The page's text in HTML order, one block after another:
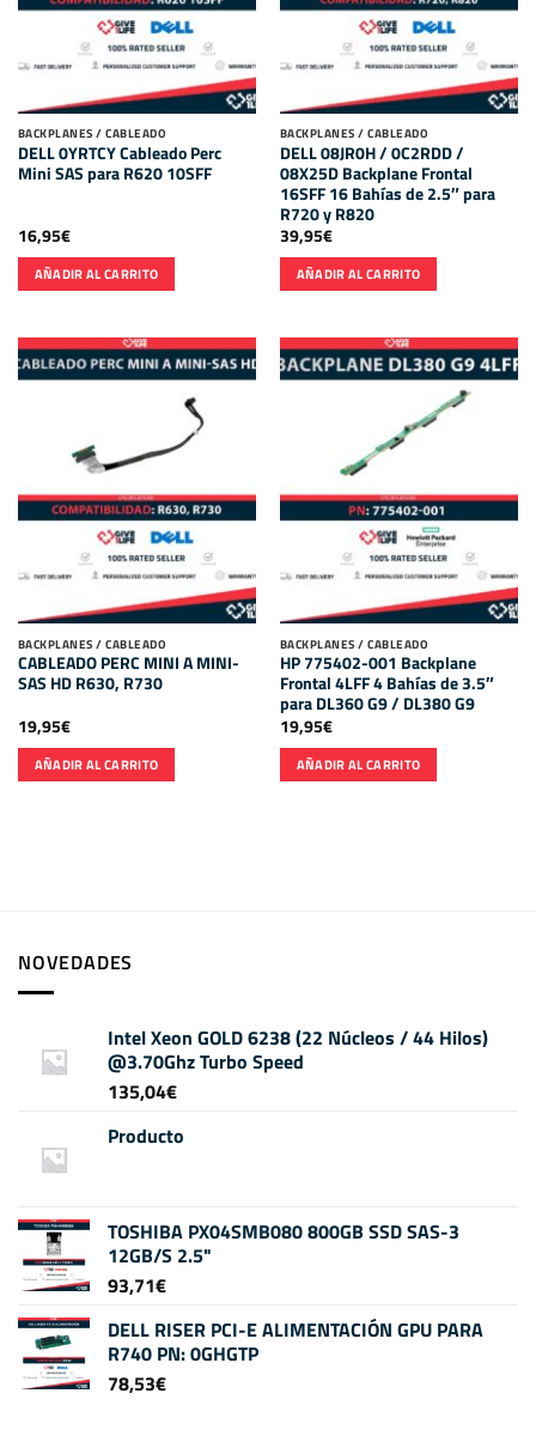
BACKPLANES / CABLEADO
DELL 0YRTCY Cableado Perc
Mini SAS para R620 10SFF
16,95€
AÑADIR AL CARRITO
BACKPLANES / CABLEADO
DELL 08JR0H / 0C2RDD /
08X25D Backplane Frontal
16SFF 16 Bahías de 2.5″ para
R720 y R820
39,95€
AÑADIR AL CARRITO
BACKPLANES / CABLEADO
CABLEADO PERC MINI A MINI-
SAS HD R630, R730
19,95€
AÑADIR AL CARRITO
BACKPLANES / CABLEADO
HP 775402-001 Backplane
Frontal 4LFF 4 Bahías de 3.5″
para DL360 G9 / DL380 G9
19,95€
AÑADIR AL CARRITO
NOVEDADES
Intel Xeon GOLD 6238 (22 Núcleos / 44 Hilos)
@3.70Ghz Turbo Speed
135,04€
Producto
TOSHIBA PX04SMB080 800GB SSD SAS-3
12GB/S 2.5"
93,71€
DELL RISER PCI-E ALIMENTACIÓN GPU PARA
R740 PN: 0GHGTP
78,53€